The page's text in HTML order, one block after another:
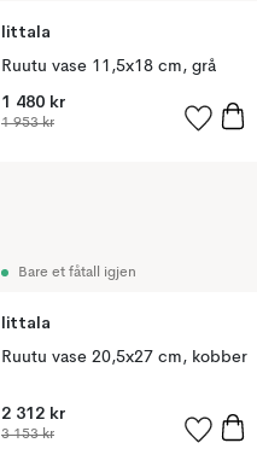
Iittala
Ruutu vase 11,5x18 cm, grå
1 480 kr
1 953 kr
Bare et fåtall igjen
Iittala
Ruutu vase 20,5x27 cm, kobber
2 312 kr
3 153 kr